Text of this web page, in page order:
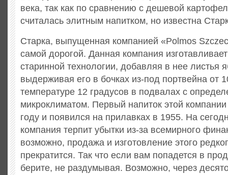
века, так как по сравнению с дешевой
считалась элитным напитком, но известна
Старка, выпущенная компанией «Polmos
самой дорогой. Данная компания
старинной технологии, добавляя в нее листья
выдерживая его в бочках из-под портвейна от
температуре 12 градусов в подвалах с
микроклиматом. Первый напиток этой
году и появился на прилавках в 1955. На
компания терпит убытки из-за всемирного
возможно, продажа и изготовление этого
прекратится. Так что если вам попадется в
берите, не раздумывая. Возможно, через